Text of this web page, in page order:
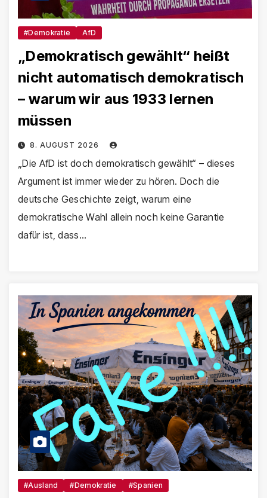
#Demokratie AfD
„Demokratisch gewählt“ heißt
nicht automatisch demokratisch
– warum wir aus 1933 lernen
müssen
8. AUGUST 2026
„Die AfD ist doch demokratisch gewählt“ – dieses
Argument ist immer wieder zu hören. Doch die
deutsche Geschichte zeigt, warum eine
demokratische Wahl allein noch keine Garantie
dafür ist, dass…
#Ausland #Demokratie #Spanien